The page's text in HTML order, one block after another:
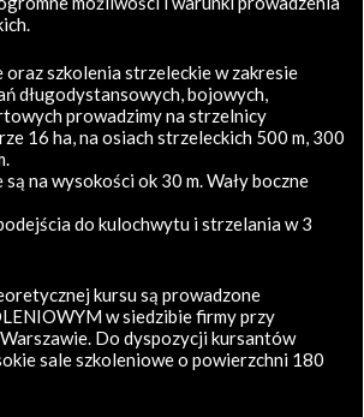
szkolenia strzeleckie w zakresie
długodystansowych, bojowych,
prowadzimy na strzelnicy
16 ha, na osiach strzeleckich 500 m, 300
na wysokości ok 30 m. Wały boczne
do kulochwytu i strzelania w 3
kursu są prowadzone
w siedzibie firmy przy
Do dyspozycji kursantów
sale szkoleniowe o powierzchni 180